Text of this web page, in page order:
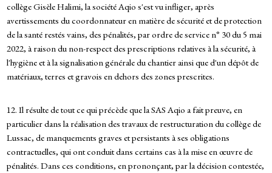
collège Gisèle Halimi, la société Aqio s'est vu infliger, après
avertissements du coordonnateur en matière de sécurité et de protection
de la santé restés vains, des pénalités, par ordre de service n° 30 du 5 mai
2022, à raison du non-respect des prescriptions relatives à la sécurité, à
l'hygiène et à la signalisation générale du chantier ainsi que d'un dépôt de
matériaux, terres et gravois en dehors des zones prescrites.
12. Il résulte de tout ce qui précède que la SAS Aqio a fait preuve, en
particulier dans la réalisation des travaux de restructuration du collège de
Lussac, de manquements graves et persistants à ses obligations
contractuelles, qui ont conduit dans certains cas à la mise en œuvre de
pénalités. Dans ces conditions, en prononçant, par la décision contestée,